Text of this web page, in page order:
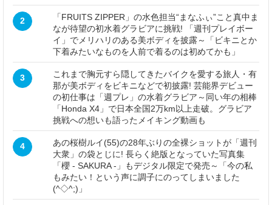
2
「FRUITS ZIPPER」の水色担当“まなふぃ”こと真中ま
なが待望の初水着グラビアに挑戦! 「週刊プレイボー
イ」でメリハリのある美ボディを披露～「ビキニとか
下着みたいなものを人前で着るのは初めてかも」
3
これまで胸元すら隠してきたバイクを愛する旅人・有
那が美ボディをビキニなどで初披露! 芸能界デビュー
の初仕事は「週プレ」の水着グラビア～同い年の相棒
「Honda X4」で日本全国2万km以上走破。グラビア
挑戦への想いも語ったメイキング動画も
4
あの桜樹ルイ(55)の28年ぶりの全裸ショットが「週刊
大衆」の袋とじに! 長らく絶版となっていた写真集
「櫻 - SAKURA -」もデジタル限定で発売～「今の私
もみたい！という声に調子にのってしまいました
(^◇^;)」